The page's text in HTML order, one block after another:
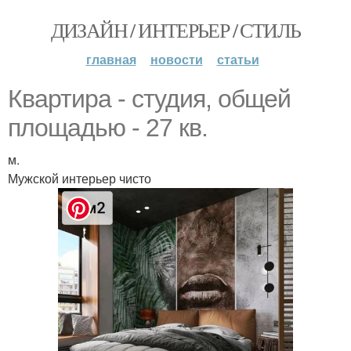
ДИЗАЙН / ИНТЕРЬЕР / СТИЛЬ
главная новости статьи
Квартира - студия, общей
площадью - 27 кв.
м.
Мужской интерьер чисто